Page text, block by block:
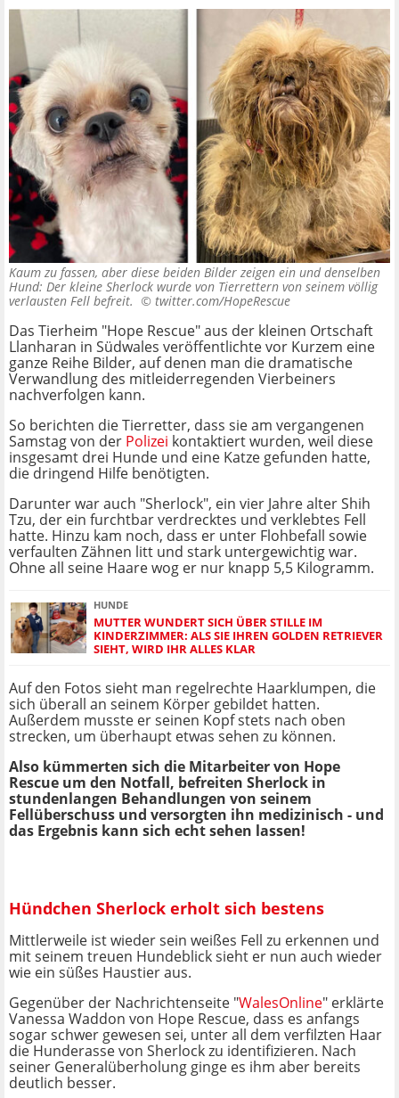
Kaum zu fassen, aber diese beiden Bilder zeigen ein und denselben
Hund: Der kleine Sherlock wurde von Tierrettern von seinem völlig
verlausten Fell befreit. © twitter.com/HopeRescue
Das Tierheim "Hope Rescue" aus der kleinen Ortschaft
Llanharan in Südwales veröffentlichte vor Kurzem eine
ganze Reihe Bilder, auf denen man die dramatische
Verwandlung des mitleiderregenden Vierbeiners
nachverfolgen kann.
So berichten die Tierretter, dass sie am vergangenen
Samstag von der Polizei kontaktiert wurden, weil diese
insgesamt drei Hunde und eine Katze gefunden hatte,
die dringend Hilfe benötigten.
Darunter war auch "Sherlock", ein vier Jahre alter Shih
Tzu, der ein furchtbar verdrecktes und verklebtes Fell
hatte. Hinzu kam noch, dass er unter Flohbefall sowie
verfaulten Zähnen litt und stark untergewichtig war.
Ohne all seine Haare wog er nur knapp 5,5 Kilogramm.
HUNDE
MUTTER WUNDERT SICH ÜBER STILLE IM
KINDERZIMMER: ALS SIE IHREN GOLDEN RETRIEVER
SIEHT, WIRD IHR ALLES KLAR
Auf den Fotos sieht man regelrechte Haarklumpen, die
sich überall an seinem Körper gebildet hatten.
Außerdem musste er seinen Kopf stets nach oben
strecken, um überhaupt etwas sehen zu können.
Also kümmerten sich die Mitarbeiter von Hope
Rescue um den Notfall, befreiten Sherlock in
stundenlangen Behandlungen von seinem
Fellüberschuss und versorgten ihn medizinisch - und
das Ergebnis kann sich echt sehen lassen!
Hündchen Sherlock erholt sich bestens
Mittlerweile ist wieder sein weißes Fell zu erkennen und
mit seinem treuen Hundeblick sieht er nun auch wieder
wie ein süßes Haustier aus.
Gegenüber der Nachrichtenseite "WalesOnline" erklärte
Vanessa Waddon von Hope Rescue, dass es anfangs
sogar schwer gewesen sei, unter all dem verfilzten Haar
die Hunderasse von Sherlock zu identifizieren. Nach
seiner Generalüberholung ginge es ihm aber bereits
deutlich besser.